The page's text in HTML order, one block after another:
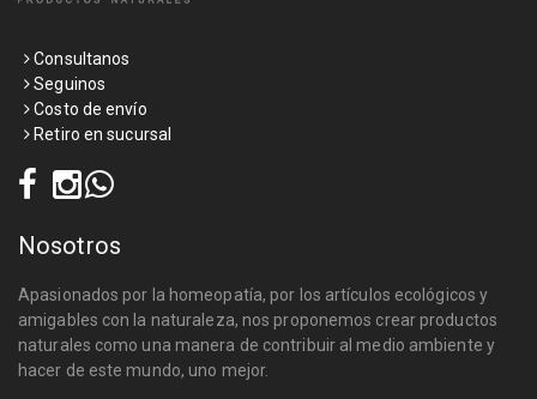
Consultanos
Seguinos
Costo de envío
Retiro en sucursal
Nosotros
Apasionados por la homeopatía, por los artículos ecológicos y
amigables con la naturaleza, nos proponemos crear productos
naturales como una manera de contribuir al medio ambiente y
hacer de este mundo, uno mejor.